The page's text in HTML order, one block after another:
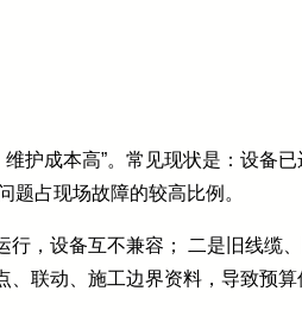
护成本高”。常见现状是：设备
题占现场故障的较高比例。
，设备互不兼容； 二是旧线缆
联动、施工边界资料，导致预算